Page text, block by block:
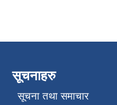
सूचनाहरु
सूचना तथा समाचार